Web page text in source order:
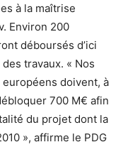
à la maîtrise
Environ 200
déboursés d’ici
travaux. « Nos
doivent, à
700 M€ afin
du projet dont la
», affirme le PDG